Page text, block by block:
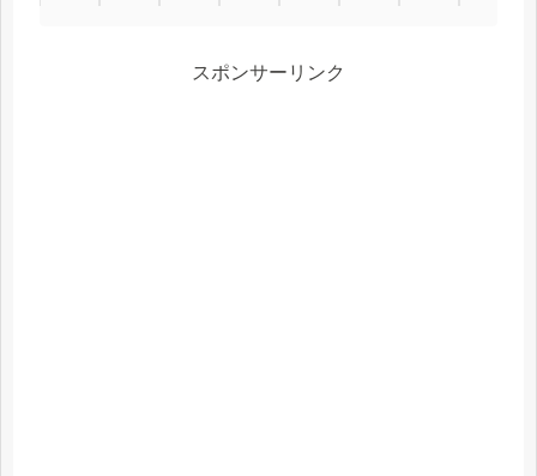
スポンサーリンク